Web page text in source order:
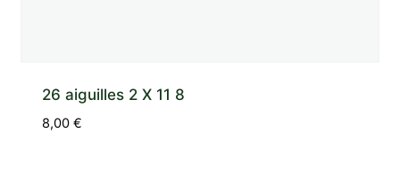
26 aiguilles 2 X 11 8
8,00€